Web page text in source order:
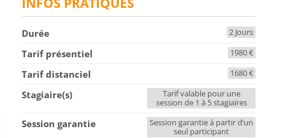
Durée 2 Jours
Tarif présentiel 1980 €
Tarif distanciel 1680 €
Stagiaire(s)
Tarif valable pour une
session de 1 à 5 stagiaires
Session garantie
Session garantie à partir d’un
seul participant